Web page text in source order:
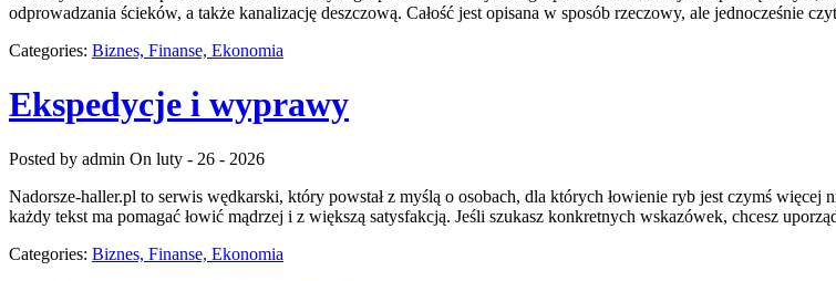
odprowadzania ścieków, a także kanalizację deszczową. Całość jest opisana w sposób rzeczowy, ale jednocześnie
Categories: Biznes, Finanse, Ekonomia
Ekspedycje i wyprawy
Posted by admin On luty - 26 - 2026
Nadorsze-haller.pl to serwis wędkarski, który powstał z myślą o osobach, dla których łowienie ryb jest czymś
każdy tekst ma pomagać łowić mądrzej i z większą satysfakcją. Jeśli szukasz konkretnych wskazówek, chcesz
Categories: Biznes, Finanse, Ekonomia